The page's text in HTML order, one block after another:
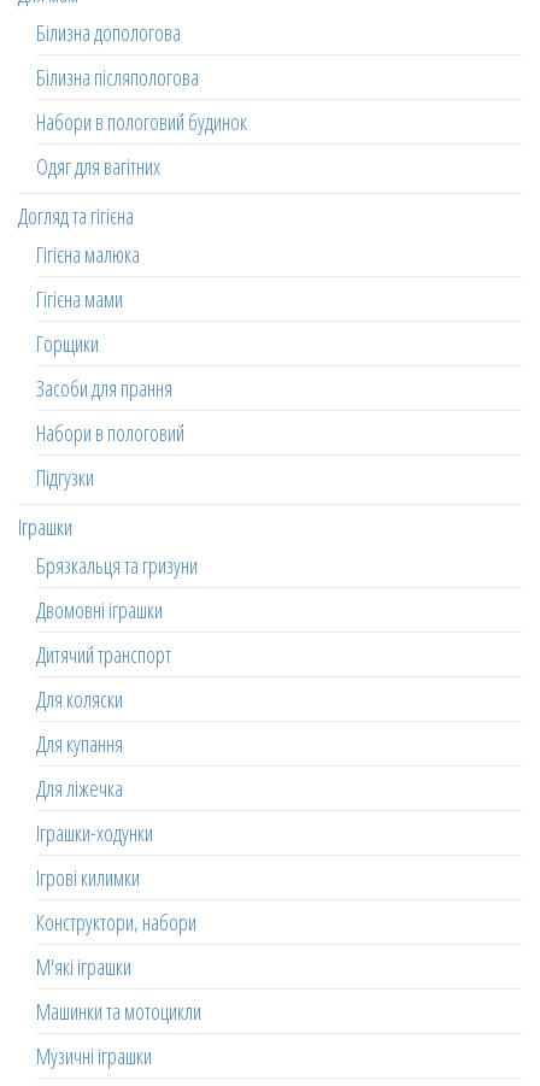
Білизна допологова
Білизна післяпологова
Набори в пологовий будинок
Одяг для вагітних
Догляд та гігієна
Гігієна малюка
Гігієна мами
Горщики
Засоби для прання
Набори в пологовий
Підгузки
Іграшки
Брязкальця та гризуни
Двомовні іграшки
Дитячий транспорт
Для коляски
Для купання
Для ліжечка
Іграшки-ходунки
Ігрові килимки
Конструктори, набори
М'які іграшки
Машинки та мотоцикли
Музичні іграшки